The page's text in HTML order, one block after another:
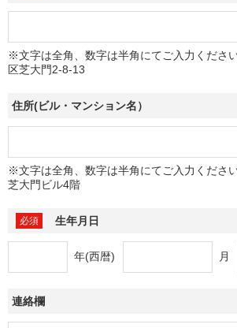
※文字は全角、数字は半角にてご入力くださ
区芝大門2-8-13
住所(ビル・マンション名）
※文字は全角、数字は半角にてご入力くださ
芝大門ビル4階
生年月日
年(西暦) 月
連絡欄